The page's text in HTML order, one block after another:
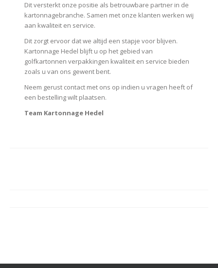
Dit versterkt onze positie als betrouwbare partner in de
kartonnagebranche. Samen met onze klanten werken wij
aan kwaliteit en service.
Dit zorgt ervoor dat we altijd een stapje voor blijven.
Kartonnage Hedel blijft u op het gebied van
golfkartonnen verpakkingen kwaliteit en service bieden
zoals u van ons gewent bent.
Neem gerust contact met ons op indien u vragen heeft of
een bestelling wilt plaatsen.
Team Kartonnage Hedel